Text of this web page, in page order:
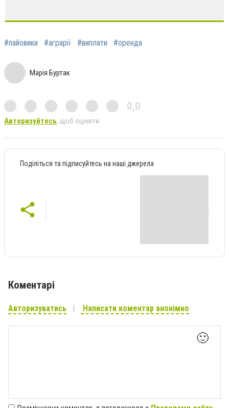
#пайовики #аграрії #виплати #оренда
Марія Буртак
0,0
Авторизуйтесь, щоб оцінити
Поділіться та підписуйтесь на наші джерела
Коментарі
Авторизуватись Написати коментар анонімно
🙂